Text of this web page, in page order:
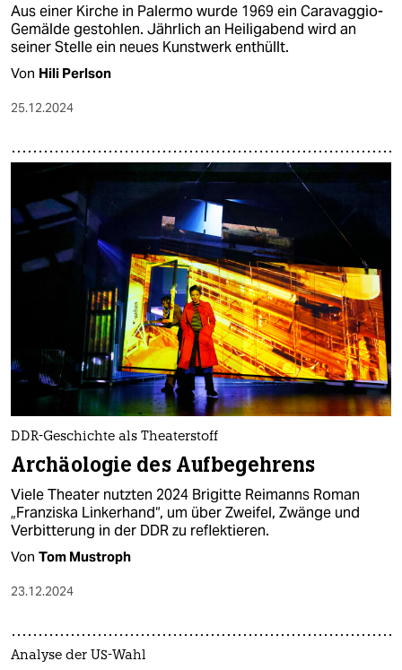
Aus einer Kirche in Palermo wurde 1969 ein Caravaggio-
Gemälde gestohlen. Jährlich an Heiligabend wird an
seiner Stelle ein neues Kunstwerk enthüllt.
Von Hili Perlson
25.12.2024
DDR-Geschichte als Theaterstoff
Archäologie des Aufbegehrens
Viele Theater nutzten 2024 Brigitte Reimanns Roman
„Franziska Linkerhand“, um über Zweifel, Zwänge und
Verbitterung in der DDR zu reflektieren.
Von Tom Mustroph
23.12.2024
Analyse der US-Wahl